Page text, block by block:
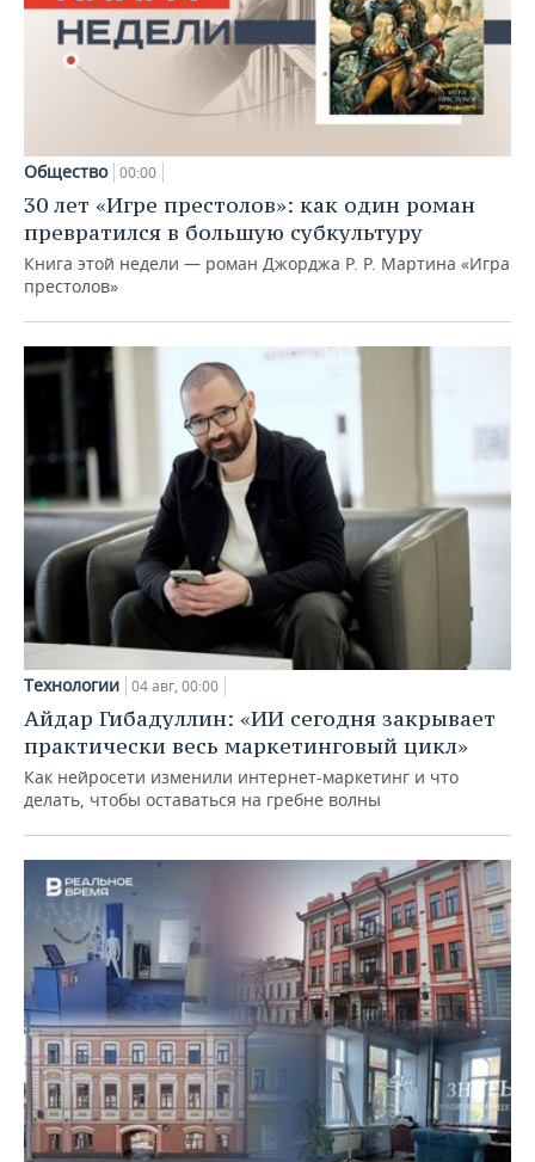
Общество 00:00
30 лет «Игре престолов»: как один роман
превратился в большую субкультуру
Книга этой недели — роман Джорджа Р. Р. Мартина «Игра
престолов»
Технологии 04 авг, 00:00
Айдар Гибадуллин: «ИИ сегодня закрывает
практически весь маркетинговый цикл»
Как нейросети изменили интернет-маркетинг и что
делать, чтобы оставаться на гребне волны